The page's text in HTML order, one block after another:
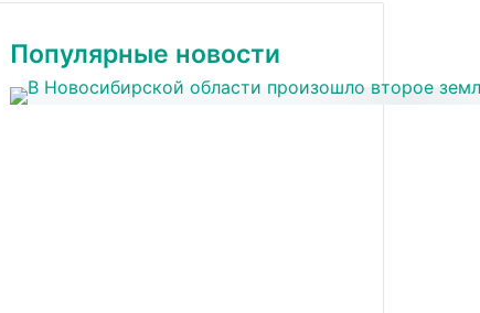
Популярные новости